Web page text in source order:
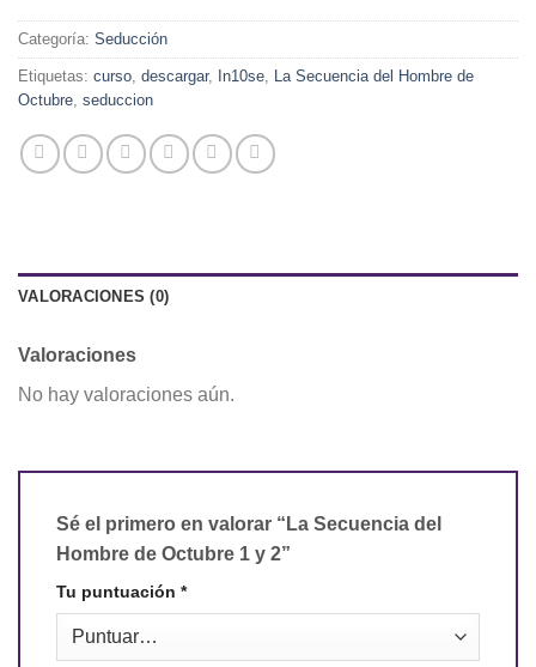
Categoría: Seducción
Etiquetas: curso, descargar, In10se, La Secuencia del Hombre de
Octubre, seduccion
VALORACIONES (0)
Valoraciones
No hay valoraciones aún.
Sé el primero en valorar “La Secuencia del
Hombre de Octubre 1 y 2”
Tu puntuación *